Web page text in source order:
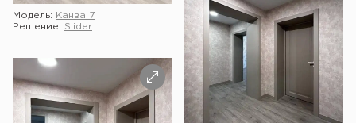
Модель:
Канва 7
Решение: Slider